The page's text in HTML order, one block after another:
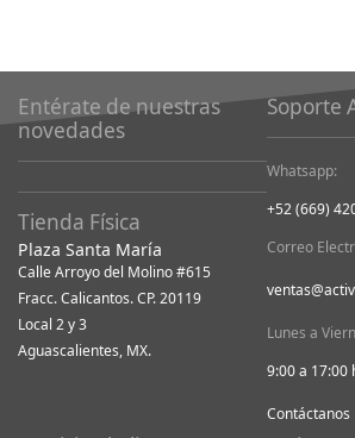
Entérate de nuestras
novedades
Tienda Física
Plaza Santa María
Calle Arroyo del Molino #615
Fracc. Calicantos. CP. 20119
Local 2 y 3
Aguascalientes, MX.
Soporte
Whatsapp:
+52 (669)
Correo
Lunes a
9:00 a 17:00
Contáctanos